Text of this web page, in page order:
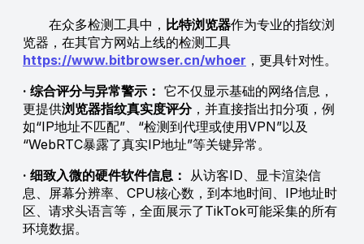
在众多检测工具中， 比特浏览器作为专业的指纹浏
览器，在其官方网站上线的检测工具
https://www.bitbrowser.cn/whoer ，更具针对性。
· 综合评分与异常警示： 它不仅显示基础的网络信息，
更提供浏览器指纹真实度评分，并直接指出扣分项，例
如“IP地址不匹配”、“检测到代理或使用VPN”以及
“WebRTC暴露了真实IP地址”等关键异常。
· 细致入微的硬件软件信息：
从访客ID、显卡渲染信
息、屏幕分辨率、CPU核心数，到本地时间、IP地址时
区、请求头语言等，全面展示了TikTok可能采集的所有
环境数据。